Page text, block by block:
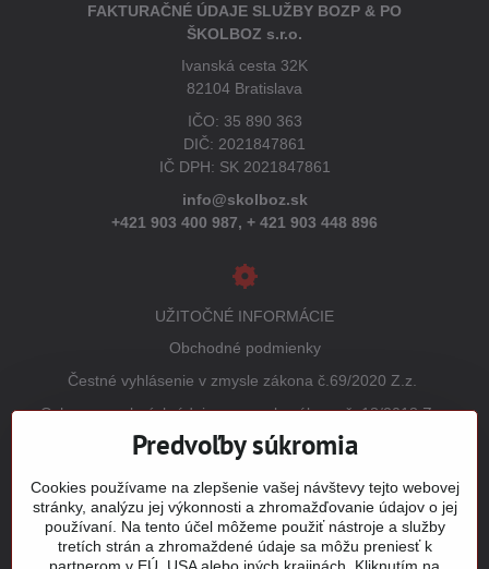
FAKTURAČNÉ ÚDAJE SLUŽBY BOZP & PO
ŠKOLBOZ s.r.o.
Ivanská cesta 32K
82104 Bratislava
IČO: 35 890 363
DIČ: 2021847861
IČ DPH: SK 2021847861
info@skolboz.sk
+421 903 400 987, + 421 903 448 896
UŽITOČNÉ INFORMÁCIE
Obchodné podmienky
Čestné vyhlásenie v zmysle zákona č.69/2020 Z.z.
Ochrana osobných údajov v zmysle zákona č. 18/2018 Z.z.
(GDPR)
Vrátenie tovaru
Tabuľky veľkostí
Šitie a potlač odevov
Predvoľby súkromia
Cookies používame na zlepšenie vašej návštevy tejto webovej
stránky, analýzu jej výkonnosti a zhromažďovanie údajov o jej
používaní. Na tento účel môžeme použiť nástroje a služby
tretích strán a zhromaždené údaje sa môžu preniesť k